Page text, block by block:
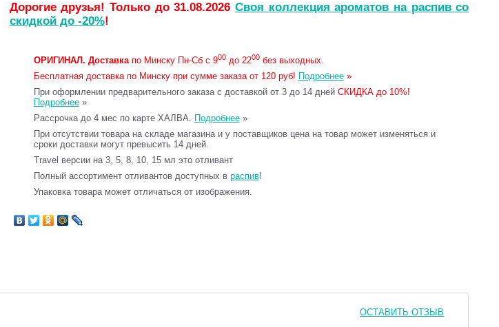
Дорогие друзья! Только до 31.08.2026 Своя коллекция ароматов на распив со
скидкой до -20%!
ОРИГИНАЛ. Доставкапо Минску Пн-Сб с 900до 2200без выходных.
Бесплатная доставка по Минску при сумме заказа от 120 руб! Подробнее»
При оформлении предварительного заказа с доставкой от 3 до 14 дней СКИДКА до 10%!
Подробнее»
Рассрочка до 4 мес по карте ХАЛВА. Подробнее»
При отсутствии товара на складе магазина и у поставщиков цена на товар может изменяться и
сроки доставки могут превысить 14 дней.
Travel версии на 3, 5, 8, 10, 15 мл это отливант
Полный ассортимент отливантов доступных в распив!
Упаковка товара может отличаться от изображения.
ОСТАВИТЬ ОТЗЫВ